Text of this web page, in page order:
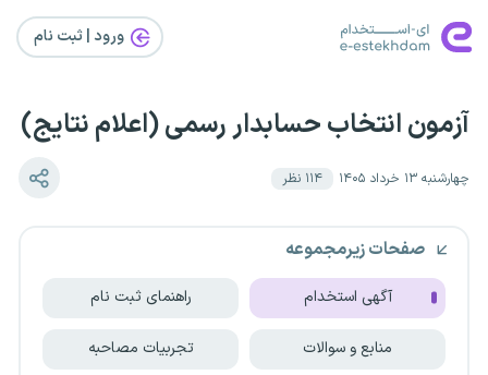
ورود | ثبت‌ نام
آزمون انتخاب حسابدار رسمی (اعلام نتایج)
چهارشنبه ۱۳ خرداد ۱۴۰۵ ۱۱۴ نظر
صفحات زیرمجموعه
آگهی استخدام راهنمای ثبت نام
منابع و سوالات تجربیات مصاحبه